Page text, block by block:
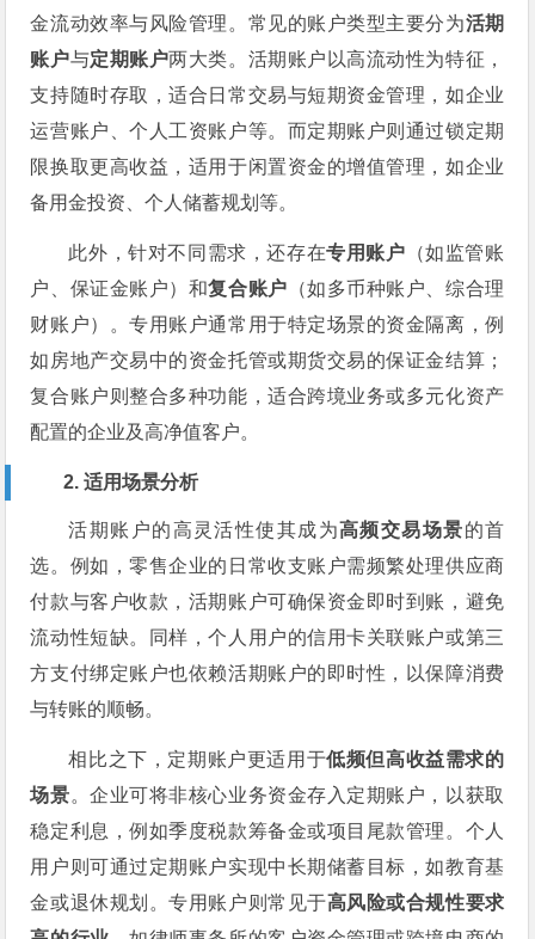
金流动效率与风险管理。常见的账户类型主要分为活期
账户与定期账户两大类。活期账户以高流动性为特征，
支持随时存取，适合日常交易与短期资金管理，如企业
运营账户、个人工资账户等。而定期账户则通过锁定期
限换取更高收益，适用于闲置资金的增值管理，如企业
备用金投资、个人储蓄规划等。
此外，针对不同需求，还存在专用账户 （如监管账
户、保证金账户）和复合账户 （如多币种账户、综合理
财账户）。专用账户通常用于特定场景的资金隔离，例
如房地产交易中的资金托管或期货交易的保证金结算；
复合账户则整合多种功能，适合跨境业务或多元化资产
配置的企业及高净值客户。
2. 适用场景分析
活期账户的高灵活性使其成为高频交易场景的首
选。例如，零售企业的日常收支账户需频繁处理供应商
付款与客户收款，活期账户可确保资金即时到账，避免
流动性短缺。同样，个人用户的信用卡关联账户或第三
方支付绑定账户也依赖活期账户的即时性，以保障消费
与转账的顺畅。
相比之下，定期账户更适用于低频但高收益需求的
场景。企业可将非核心业务资金存入定期账户，以获取
稳定利息，例如季度税款筹备金或项目尾款管理。个人
用户则可通过定期账户实现中长期储蓄目标，如教育基
金或退休规划。专用账户则常见于高风险或合规性要求